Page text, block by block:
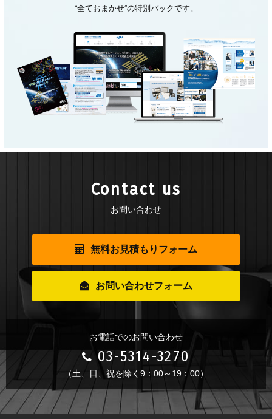
“全ておまかせ”の特別パックです。
Contact us
お問い合わせ
無料お見積もりフォーム
お問い合わせフォーム
お電話でのお問い合わせ
03-5314-3270
（土、日、祝を除く9：00～19：00）